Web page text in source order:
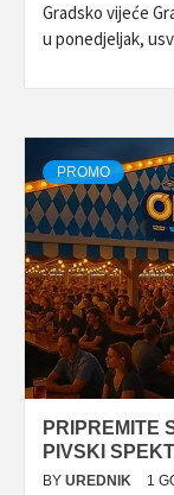
Gradsko vijeće
u ponedjeljak,
PROMO
PRIPREMITE
PIVSKI
BY UREDNIK 1